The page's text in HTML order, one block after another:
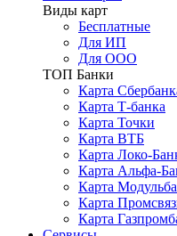
Виды карт
Бесплатные
Для ИП
Для ООО
ТОП Банки
Карта
Карта Т-банка
Карта Точки
Карта ВТБ
Карта Локо-
Карта Альфа-
Карта
Карта
Карта